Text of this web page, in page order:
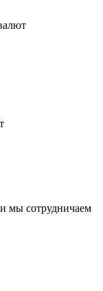
мы сотрудничаем